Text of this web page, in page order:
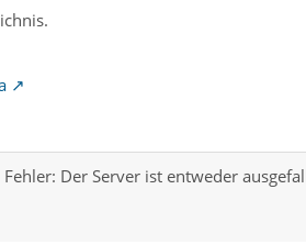
Der Server ist entweder